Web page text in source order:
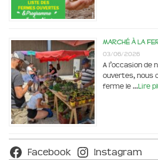
Marché à la
03/06/2026
A l’occasion de
ouvertes, nous
ferme le …Lire
Facebook Instagram